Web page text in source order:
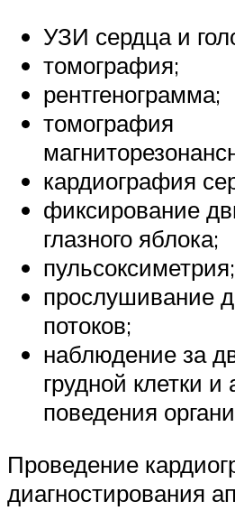
УЗИ сердца и
томография;
рентгенограмма;
томография
кардиография
фиксирование
глазного яблока;
пульсоксиметрия;
прослушивание
потоков;
наблюдение за
грудной клетки и
поведения
Проведение
диагностирования